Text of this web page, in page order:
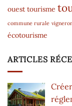
ouest tourisme
commune rurale
écotourisme
ARTICLES